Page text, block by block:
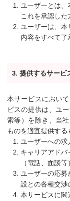
ユーザーとは
これを承認した
ユーザーは、
内容をすべて了
3. 提供するサービ
本サービスにおい
ビスの提供は、ユ
索等）を除き、当
ものを適宜提供する
ユーザーへの求
キャリアアド
（電話、面談
ユーザーの応
設との各種交渉
本サービスに関